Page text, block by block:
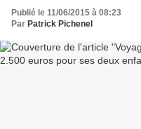
Publié le 11/06/2015 à 08:23
Par Patrick Pichenel